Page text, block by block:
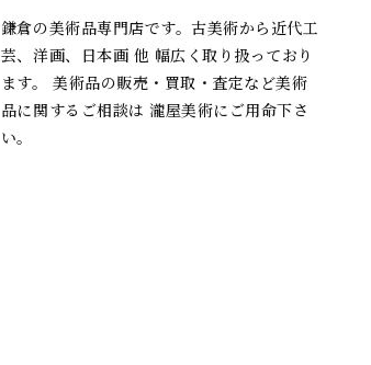
鎌倉の美術品専門店です。古美術から近代工
芸、洋画、日本画 他 幅広く取り扱っており
ます。 美術品の販売・買取・査定など美術
品に関するご相談は 瀧屋美術にご用命下さ
い。